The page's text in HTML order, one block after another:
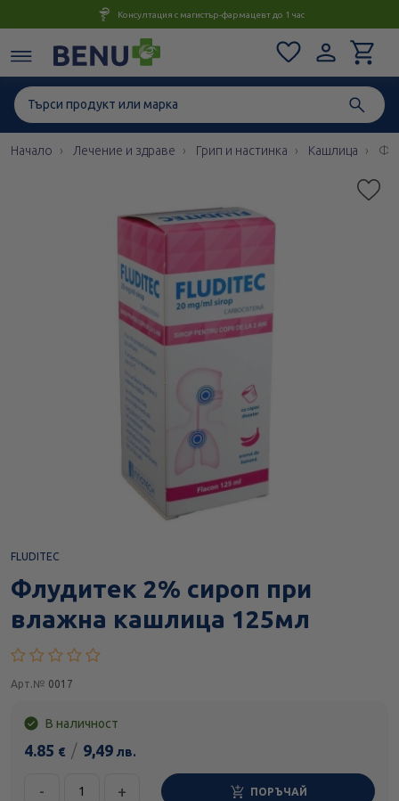
Консултация с магистър-фармацевт до 1 час
Начало Лечение и здраве Грип и настинка Кашлица
FLUDITEC
Флудитек 2% сироп при
влажна кашлица 125мл
Арт.№ 0017
В наличност
4.85 € / 9,49 лв.
- + ПОРЪЧАЙ